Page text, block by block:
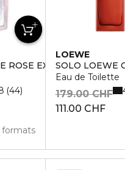
ROSE EXTRAORDINAIRE
formats
44
LOEWE
SOLO LOEWE
Eau de Toilette
111.00 CHF
179.00 CHF